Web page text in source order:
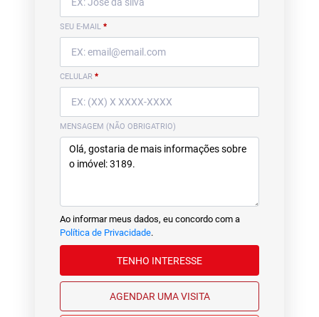
SEU E-MAIL *
CELULAR *
MENSAGEM (NÃO OBRIGATRIO)
Ao informar meus dados, eu concordo com a
Política de Privacidade.
TENHO INTERESSE
AGENDAR UMA VISITA